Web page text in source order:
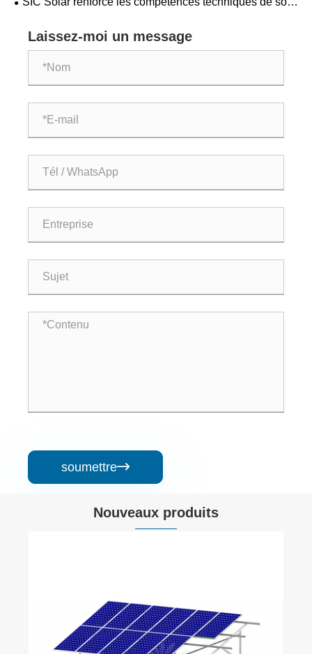
Laissez-moi un message
soumettre
Nouveaux produits
Voir plus >>